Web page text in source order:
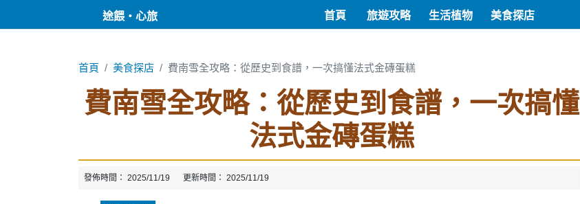
途餵・心旅 首頁 旅遊攻略 生活植物 美食探店
首頁 美食探店 費南雪全攻略：從歷史到食譜，一次搞懂法式金磚蛋糕
費南雪全攻略：從歷史到食譜，一次搞懂
法式金磚蛋糕
發佈時間： 2025/11/19 更新時間： 2025/11/19